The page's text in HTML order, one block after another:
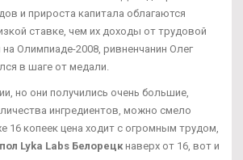
и прироста капитала облагаются
ставке, чем их доходы от трудовой
на Олимпиаде-2008, ривненчанин Олег
в шаге от медали.
но они получились очень большие,
ингредиентов, можно смело
16 копеек цена ходит с огромным трудом,
Lyka Labs Белорецк наверх от 16, вот и